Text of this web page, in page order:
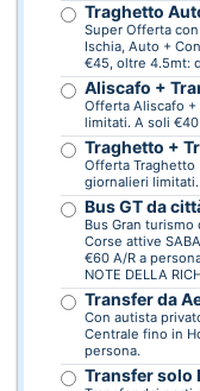
Traghetto
Super Offerta
Ischia, Auto +
€45, oltre 4.5mt:
Aliscafo +
Offerta Aliscafo
limitati. A soli
Traghetto +
Offerta Traghetto
giornalieri
Bus GT da
Bus Gran
Corse attive
€60 A/R a
NOTE DELLA
Transfer da
Con autista
Centrale fino in
persona.
Transfer solo